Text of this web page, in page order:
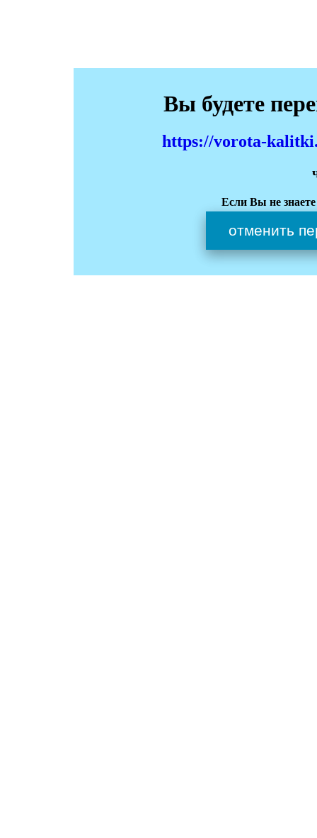
Вы будете
https://vorota-
Если Вы не
отменить